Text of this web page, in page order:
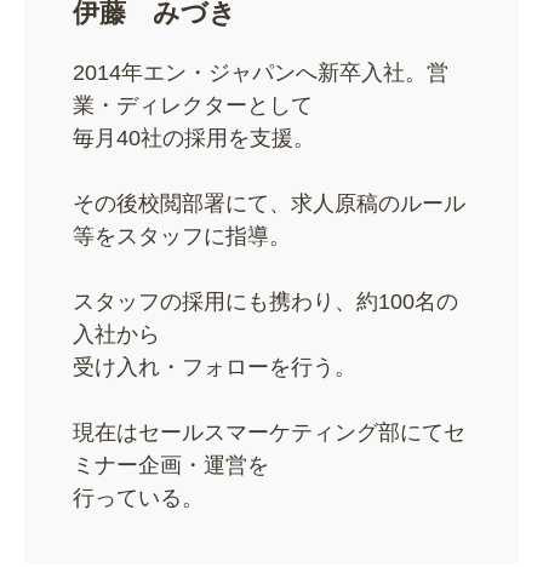
伊藤 みづき
2014年エン・ジャパンへ新卒入社。営
業・ディレクターとして
毎月40社の採用を支援。
その後校閲部署にて、求人原稿のルール
等をスタッフに指導。
スタッフの採用にも携わり、約100名の
入社から
受け入れ・フォローを行う。
現在はセールスマーケティング部にてセ
ミナー企画・運営を
行っている。